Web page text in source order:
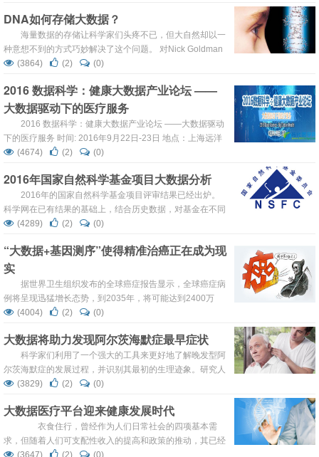
份有限公司（以下简称“贝瑞和康”）公布了在生物信息分析
领域和大数据建设方面做出的重要成果。 贝瑞...
DNA如何存储大数据？
海量数据的存储让科学家们头疼不已，但大自然却以一
种意想不到的方式巧妙解决了这个问题。 对Nick Goldman
来说，用DNA编码数据的想法一开始只是个玩笑。 2011年
信息学家讨论海量的基因组以及其它数据的存储问题。当
时，科学家们对传统计算技术的成本和局限性感到沮丧，他
们开玩笑地提起了一些科幻...
(3864) (2) (0)
2016 数据科学：健康大数据产业论坛 ——
大数据驱动下的医疗服务
2016 数据科学：健康大数据产业论坛 ——大数据驱动
下的医疗服务 时间: 2016年9月22日-23日 地点：上海远洋
宾馆（上海市虹口区东大名路1171号） 大会官网：
议以大数据驱动的医疗服务为着重点，以组学大数据和数据
的分析、管理及应用为重点，讨论...
(4674) (2) (0)
2016年国家自然科学基金项目大数据分析
2016年的国家自然科学基金项目评审结果已经出炉。
科学网在已有结果的基础上，结合历史数据，对基金在不同
空间尺度的分布情况进行全面考察，多角度探索科学基金分
趋势 根据国家自然科学基金委8月17日通告显示，共接收项
目申请172843项，经初步审查受理169832项，决定资助其
中的37409项，约占总数的22...
(4289) (2) (0)
“大数据+基因测序”使得精准治癌正在成为现
实
据世界卫生组织发布的全球癌症报告显示，全球癌症病
例将呈现迅猛增长态势，到2035年，将可能达到2400万
人，20年时间将增加近五成。我国癌症发病率接近世界水
日前(12日)天津医科大学肿瘤医院召开的第二届肿瘤转化医
学国际研讨会新闻见面会上获悉，8月19日，由天津医科大
学肿瘤医院主办的第二届肿瘤转化医学国际研讨会将在津召
开，来自美...
(4004) (2) (0)
大数据将助力发现阿尔茨海默症最早症状
科学家们利用了一个强大的工具来更好地了解晚发型阿
尔茨海默症的发展过程，并识别其最初的生理迹象。研究人
员使用包括磁共振成像（MRI）和正电子发射断层扫描
1171名病人的7700多张脑成像进行了分析。 该研究使用
多种成像技术在脑部包括所有灰质在内的78个区域上测量淀
粉样蛋白的浓度、葡萄糖代谢、脑血流量、功能活性...
(3829) (2) (0)
大数据医疗平台迎来健康发展时代
衣食住行，曾经作为人们日常社会的四项基本需
求，但随着人们可支配性收入的提高和政策的推动，其已经
慢慢被“医食住行”所取代。 人们对医疗的需求，其实就
(3647) (2) (0)